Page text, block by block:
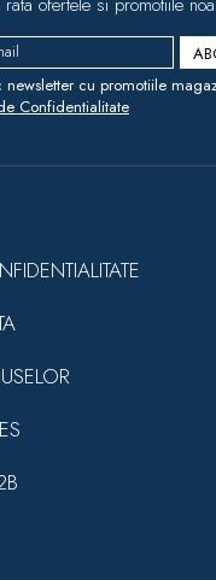
newsletter cu promotiile
Confidentialitate